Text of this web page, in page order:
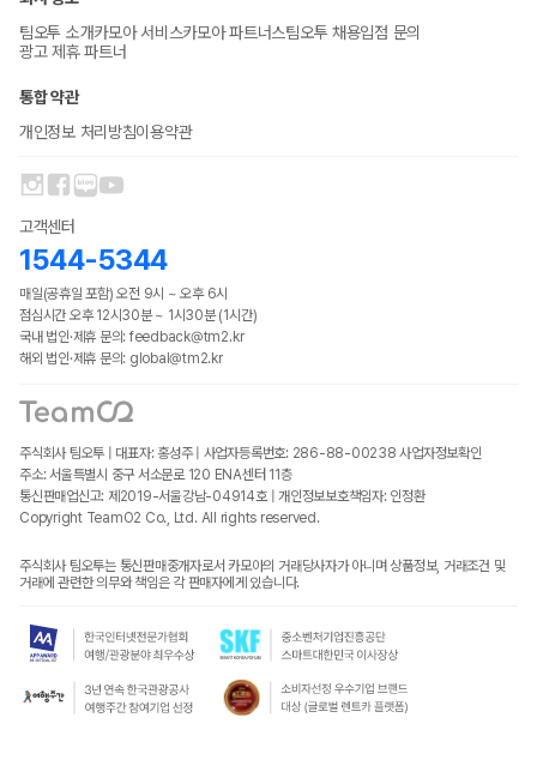
팀오투 소개카모아 서비스카모아 파트너스팀오투 채용입점 문의
광고 제휴 파트너
통합 약관
개인정보 처리방침이용약관
고객센터
1544-5344
매일(공휴일 포함) 오전 9시 ~ 오후 6시
점심시간 오후 12시30분 ~ 1시30분 (1시간)
국내 법인·제휴 문의: feedback@tm2.kr
해외 법인·제휴 문의: global@tm2.kr
주식회사 팀오투 | 대표자: 홍성주 | 사업자등록번호: 286-88-00238 사업자정보확인
주소: 서울특별시 중구 서소문로 120 ENA센터 11층
통신판매업신고: 제2019-서울강남-04914호 | 개인정보보호책임자: 인정환
Copyright TeamO2 Co., Ltd. All rights reserved.
주식회사 팀오투는 통신판매중개자로서 카모아의 거래당사자가 아니며 상품정보, 거래조건 및
거래에 관련한 의무와 책임은 각 판매자에게 있습니다.